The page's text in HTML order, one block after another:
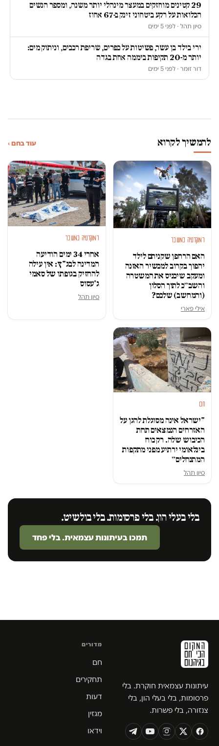
29 קטינים מוחזקים במעצר מינהלי יותר משנה, ומספר הנשים
הכלואות על רקע ביטחוני זינק ב-67 אחוז
סיון תהל · לפני 5 ימים
ירי בילד בן עשר, פשיטות על כפרים, שריפת רכבים, וניתוק מים:
יותר מ-20 תקיפות ביממה אחת בגדה
דור זומר · לפני 5 ימים
להמשיך לקרוא עוד בחם ›
דמוקרטיה במשבר
האם הרחפן שקניתם לילד
יהפוך בקרוב למכשיר האזנה
ומעקב שיכניס את המשטרה
והשב״כ לתוך הסלון
(והמחשב) שלכם?
אילי פארי
דמוקרטיה במשבר
אחרי 34 ימים הודיעה
המדינה לבג"ץ: אין עילה
להחזיק בגופתו של סאמי
ג'עסוס
סיון תהל
חם
"ישראל אינה מסוגלת להגן על
האזרחים הנמצאים תחת
הכיבוש שלה. רק כוח
בינלאומי ירתיע מפני מתקפות
המתנחלים״
סיון תהל
בלי בעלי הון. בלי פרסומות. בלי בולשיט.
תמכו בעיתונות עצמאית. בלי פחד
עיתונות עצמאית חוקרת. בלי
פרסומות, בלי בעלי הון, בלי
צנזורה, בלי פשרות.
מדורים
חם
תחקירים
דעות
מגזין
וידאו